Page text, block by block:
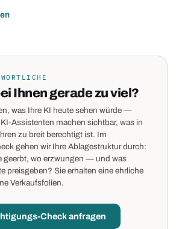
Ihnen gerade zu viel?
was Ihre KI heute sehen würde —
Assistenten machen sichtbar, was in
zu breit berechtigt ist. Im
gehen wir Ihre Ablagestruktur durch:
geerbt, wo erzwungen — und was
preisgeben? Sie erhalten eine ehrliche
Verkaufsfolien.
Check anfragen